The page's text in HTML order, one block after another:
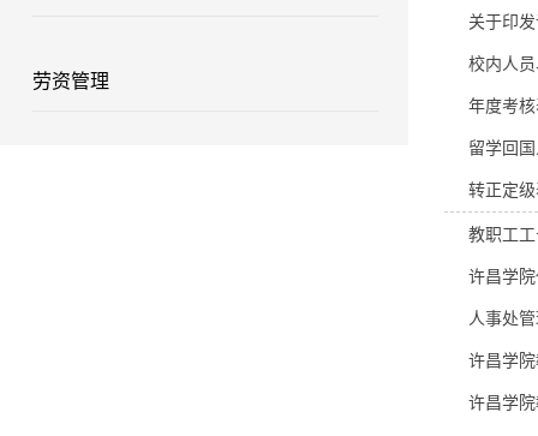
劳资管理
关于印
校内人
年度考
留学回
转正定
教职工
许昌学
人事处
许昌学
许昌学